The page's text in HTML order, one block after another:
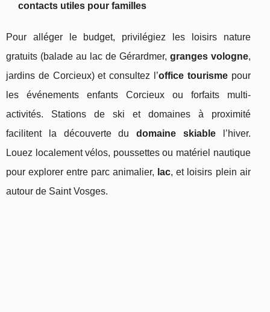
contacts utiles pour familles
Pour alléger le budget, privilégiez les loisirs nature
gratuits (balade au lac de Gérardmer, granges vologne,
jardins de Corcieux) et consultez l’office tourismepour
les événements enfants Corcieux ou forfaits multi-
activités. Stations de ski et domaines à proximité
facilitent la découverte dudomaine skiablel’hiver.
Louez localement vélos, poussettes ou matériel nautique
pour explorer entre parc animalier, lac, et loisirs plein air
autour de Saint Vosges.